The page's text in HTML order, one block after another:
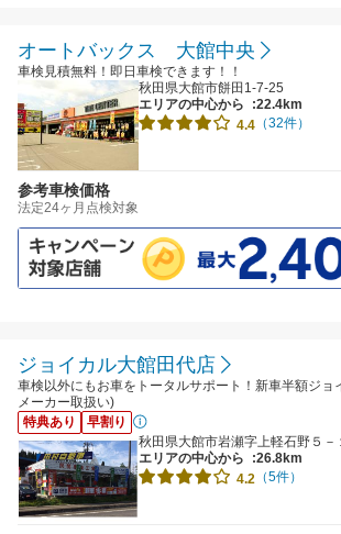
オートバックス 大館中央
車検見積無料！即日車検できます！！
秋田県大館市餅田1-7-25
エリアの中心から
:22.4km
4.4 （32件）
参考車検価格
法定24ヶ月点検対象
ジョイカル大館田代店
車検以外にもお車をトータルサポート！新車半額ジョ
メーカー取扱い)
特典あり
早割り
秋田県大館市岩瀬字上軽石野５－
エリアの中心から
:26.8km
4.2 （5件）